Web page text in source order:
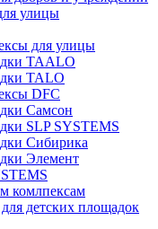
улицы
для улицы
TAALO
TALO
DFC
Самсон
SLP SYSTEMS
Сибирика
Элемент
комлпексам
детских площадок